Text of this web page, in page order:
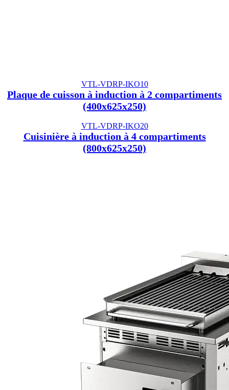
VTL-VDRP-IKO10
Plaque de cuisson à induction à 2 compartiments
(400x625x250)
VTL-VDRP-IKO20
Cuisinière à induction à 4 compartiments
(800x625x250)